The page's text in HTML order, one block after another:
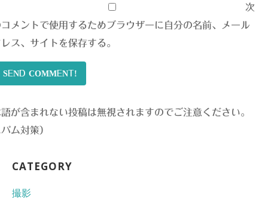
次
メントで使用するためブラウザーに自分の名前、メール
ス、サイトを保存する。
SEND COMMENT!
が含まれない投稿は無視されますのでご注意ください。
ム対策）
CATEGORY
撮影